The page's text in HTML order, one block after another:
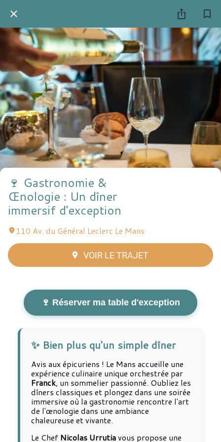
🍷 Gastronomie &
Œnologie : Un dîner
immersif d'exception
110 Av. du Général Leclerc Le Mans
VOIR LE TRAJET
🍷 Réserver ma table d'exception
✨ Bien plus qu'un simple dîner
Avis aux épicuriens ! Le Mans accueille une
expérience culinaire unique orchestrée par
Franck , un sommelier passionné. Oubliez les
dîners classiques et plongez dans une soirée
immersive où la gastronomie rencontre l'art
de l'œnologie dans une ambiance
chaleureuse et vivante.
Le Chef Nicolas Urrutiavous propose une